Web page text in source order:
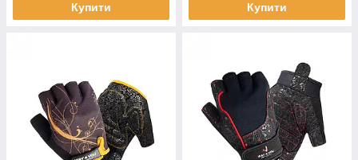
Купити Купити